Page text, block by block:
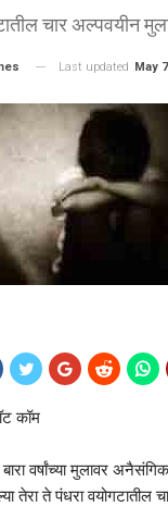
चार अल्पवयीन
Last updated May
कॉम
वर्षांच्या मुलावर
तेरा ते पंधरा वयोगटातील